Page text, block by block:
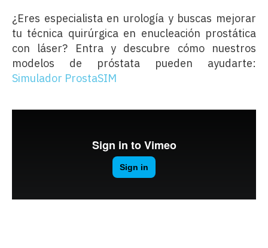
¿Eres especialista en urología y buscas mejorar
tu técnica quirúrgica en enucleación prostática
con láser? Entra y descubre cómo nuestros
modelos de próstata pueden ayudarte:
Simulador ProstaSIM